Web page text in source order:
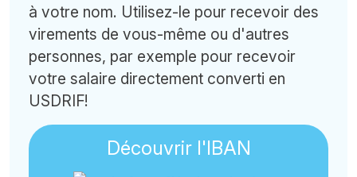
à votre nom. Utilisez-le pour recevoir des
virements de vous-même ou d'autres
personnes, par exemple pour recevoir
votre salaire directement converti en
USDRIF!
Découvrir l'IBAN